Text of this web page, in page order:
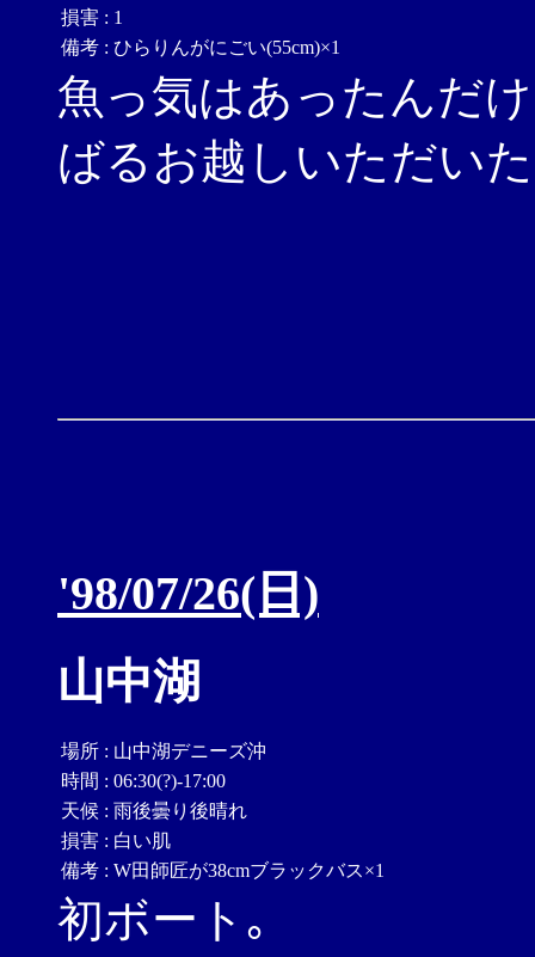
損害 : 1
備考 : ひらりんがにごい(55cm)×1
魚っ気はあったんだ
ばるお越しいただい
'98/07/26(日)
山中湖
場所 : 山中湖デニーズ沖
時間 : 06:30(?)-17:00
天候 : 雨後曇り後晴れ
損害 : 白い肌
備考 : W田師匠が38cmブラックバス×1
初ボート｡